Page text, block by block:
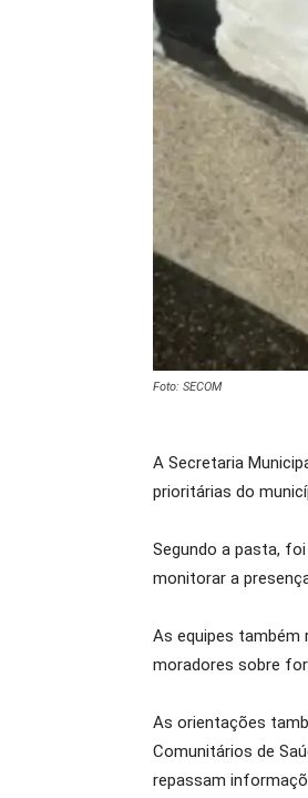
Foto: SECOM
A Secretaria
prioritárias do
Segundo a pasta,
monitorar a
As equipes também
moradores sobre
As orientações
Comunitários de
repassam